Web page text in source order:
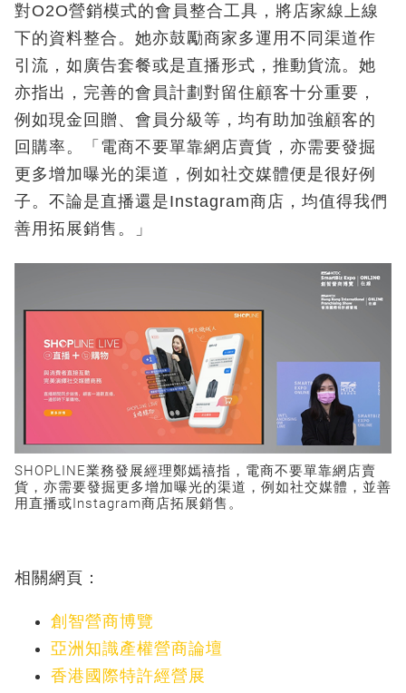
對O2O營銷模式的會員整合工具，將店家線上線
下的資料整合。她亦鼓勵商家多運用不同渠道作
引流，如廣告套餐或是直播形式，推動貨流。她
亦指出，完善的會員計劃對留住顧客十分重要，
例如現金回贈、會員分級等，均有助加強顧客的
回購率。「電商不要單靠網店賣貨，亦需要發掘
更多增加曝光的渠道，例如社交媒體便是很好例
子。不論是直播還是Instagram商店，均值得我們
善用拓展銷售。」
SHOPLINE業務發展經理鄭嫣禧指，電商不要單靠網店賣
貨，亦需要發掘更多增加曝光的渠道，例如社交媒體，並善
用直播或Instagram商店拓展銷售。
相關網頁：
創智營商博覽
亞洲知識產權營商論壇
香港國際特許經營展